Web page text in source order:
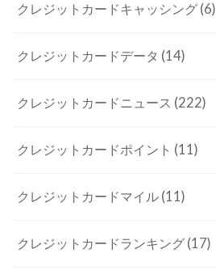
クレジットカードキャッシング (6)
クレジットカードデータ (14)
クレジットカードニュース (222)
クレジットカードポイント (11)
クレジットカードマイル (11)
クレジットカードランキング (17)